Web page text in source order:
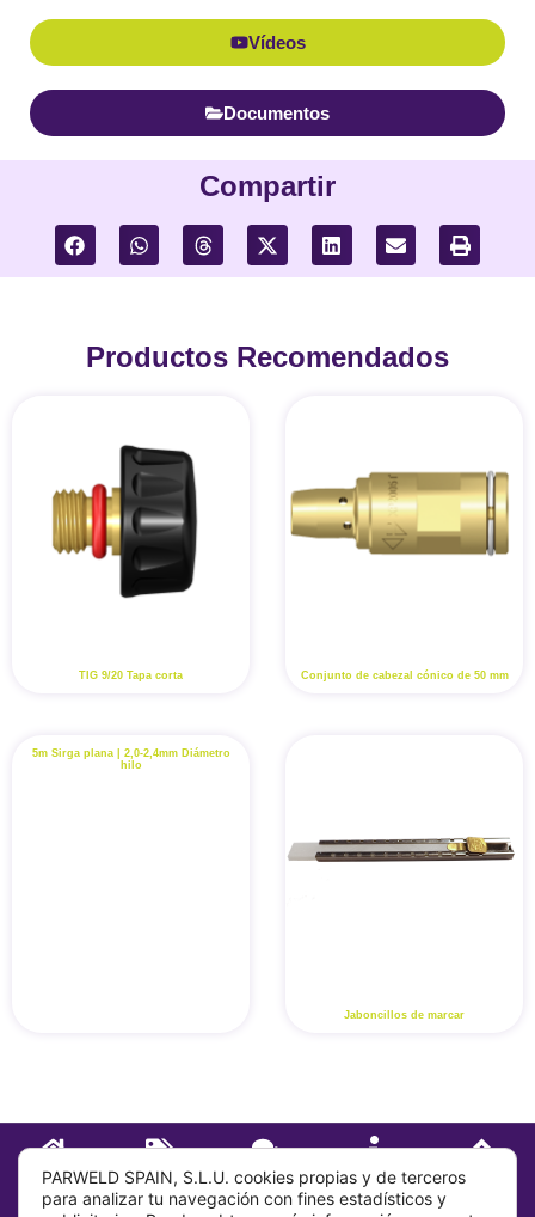
Vídeos
Documentos
Compartir
Productos Recomendados
TIG 9/20 Tapa corta Conjunto de cabezal cónico de 50 mm
5m Sirga plana | 2,0-2,4mm Diámetro
hilo
Jaboncillos de marcar
INICIO TIENDA CONTACTO SOBRE
PARWELD SPAIN, S.L.U. cookies propias y de terceros
para analizar tu navegación con fines estadísticos y